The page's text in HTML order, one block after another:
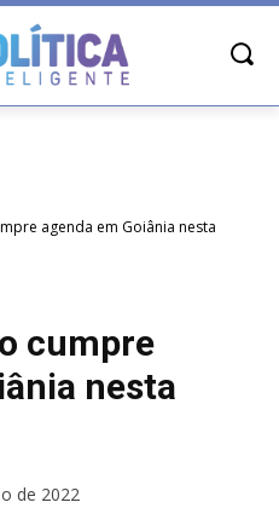
agenda em Goiânia nesta
cumpre
nesta
de 2022